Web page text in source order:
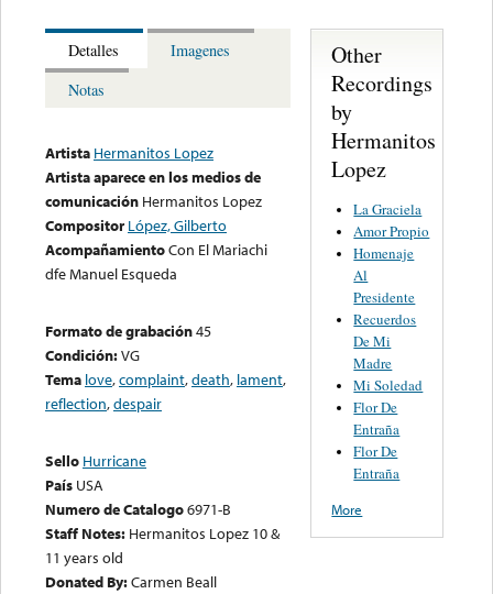
Detalles
Imagenes
Notas
Artista Hermanitos Lopez
Artista aparece en los medios de
comunicación Hermanitos Lopez
Compositor López, Gilberto
AcompañamientoCon El Mariachi
dfe Manuel Esqueda
Formato de grabación45
Condición:VG
Tema love,complaint,death, lament,
reflection,despair
Sello Hurricane
País USA
Numero de Catalogo6971-B
Staff Notes: Hermanitos Lopez 10 &
11 years old
Donated By:Carmen Beall
Other
Recordings
by
Hermanitos
Lopez
La Graciela
Amor Propio
Homenaje
Al
Presidente
Recuerdos
De Mi
Madre
Mi Soledad
Flor De
Entraña
Flor De
Entraña
More